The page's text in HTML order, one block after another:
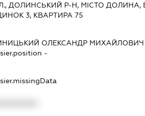
ДОЛИНСЬКИЙ Р-Н, МІСТО ДОЛИНА,
3, КВАРТИРА 75
ОЛЕКСАНДР МИХАЙЛОВИЧ
-